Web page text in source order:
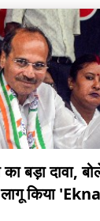
बड़ा दावा,
किया